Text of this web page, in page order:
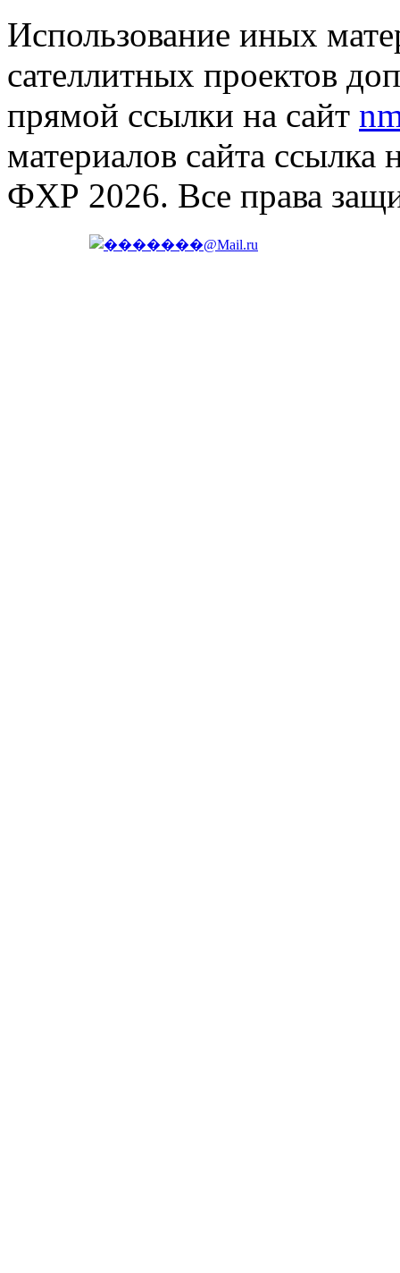
Использование иных
сателлитных проектов
прямой ссылки на сайт
материалов сайта ссылка
ФХР 2026. Все права